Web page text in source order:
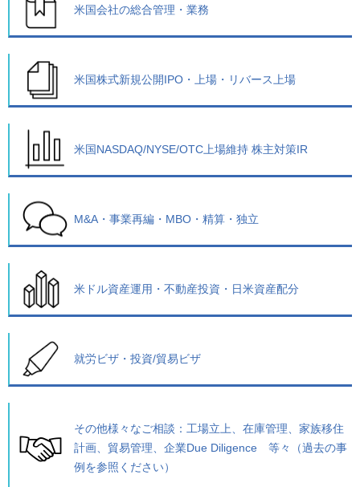
米国会社の総合管理・業務
米国株式新規公開IPO・上場・リバース上場
米国NASDAQ/NYSE/OTC上場維持 株主対策IR
M&A・事業再編・MBO・精算・独立
米ドル資産運用・不動産投資・日米資産配分
就労ビザ・投資/貿易ビザ
その他様々なご相談： 工場立上、在庫管理、家族移住
計画、貿易管理、企業Due Diligence 等々（過去の事
例を参照ください）